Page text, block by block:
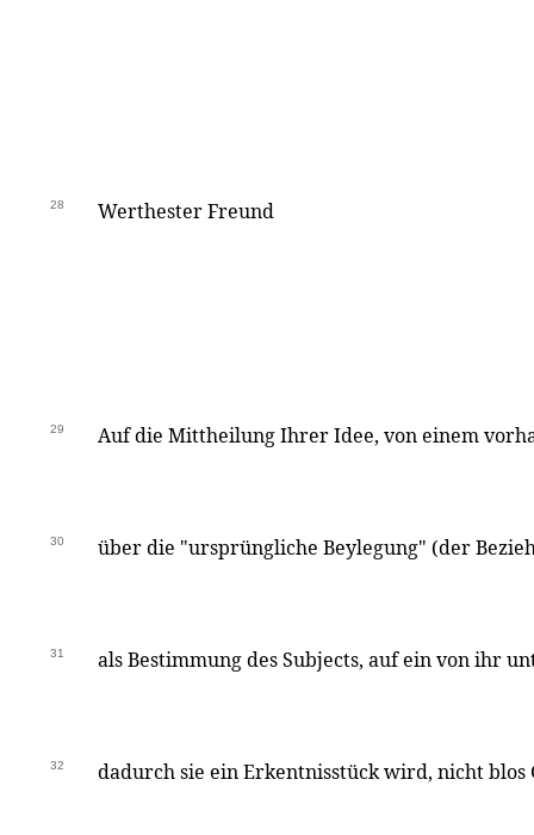
28 Werthester Freund
29 Auf die Mittheilung Ihrer Idee, von einem
30 über die "ursprüngliche Beylegung" (der
31 als Bestimmung des Subjects, auf ein von ihr
32 dadurch sie ein Erkentnisstück wird, nicht blos